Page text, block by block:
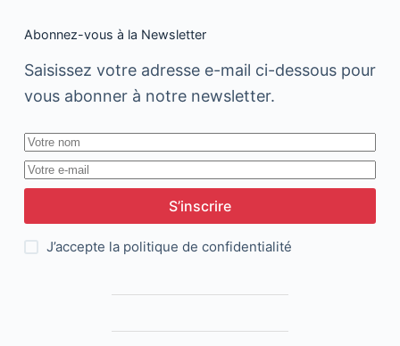
Abonnez-vous à la Newsletter
Saisissez votre adresse e-mail ci-dessous pour
vous abonner à notre newsletter.
S’inscrire
J’accepte la politique de confidentialité